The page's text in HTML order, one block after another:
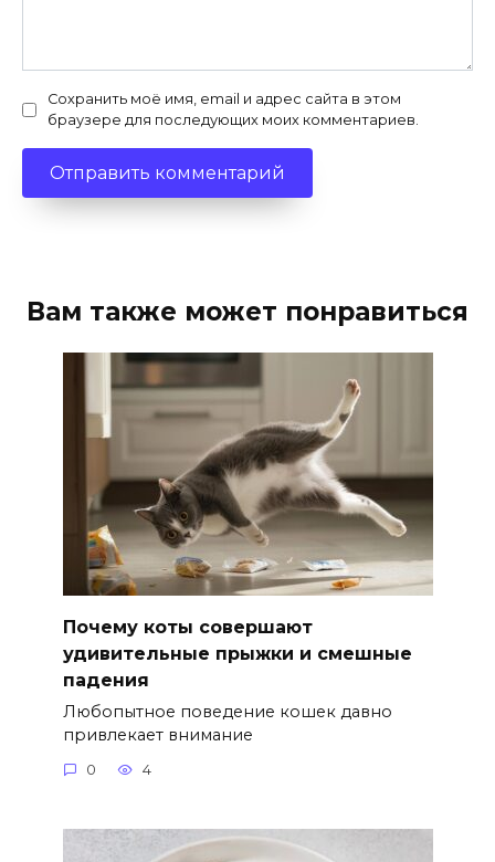
Сохранить моё имя, email и адрес сайта в этом
браузере для последующих моих комментариев.
Вам также может понравиться
Почему коты совершают
удивительные прыжки и смешные
падения
Любопытное поведение кошек давно
привлекает внимание
0 4